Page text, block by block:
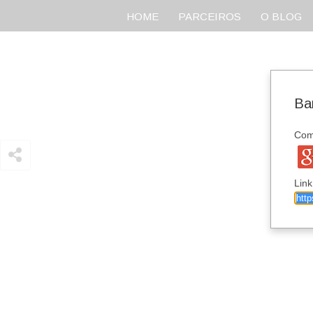
HOME PARCEIROS O BLOG